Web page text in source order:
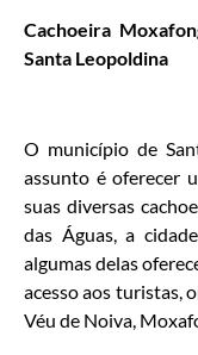
Cachoeira
Santa Leopoldina
O município de
assunto é oferecer
suas diversas
das Águas, a
algumas delas
acesso aos turistas,
Véu de Noiva,